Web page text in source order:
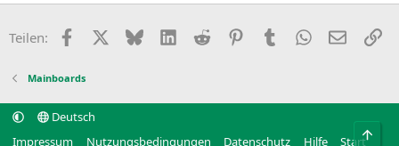
Teilen: Facebook BlueskyLinkedIn
Reddit PinterestTumblr WhatsApp
E-Mail
Mainboards
Deutsch
Impressum
Nutzungsbedingungen Datenschutz Hilfe Start